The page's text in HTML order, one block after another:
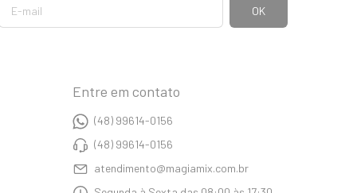
Entre em contato
(48) 99614-0156
(48) 99614-0156
atendimento@magiamix.com.br